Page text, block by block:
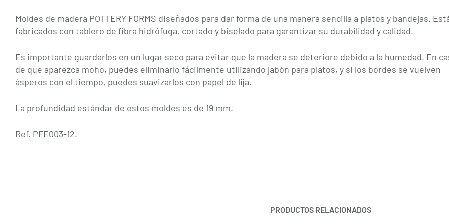
Moldes de madera POTTERY FORMS diseñados para dar forma de una manera sencilla a platos y bandejas.
fabricados con tablero de fibra hidrófuga, cortado y biselado para garantizar su durabilidad y calidad.
Es importante guardarlos en un lugar seco para evitar que la madera se deteriore debido a la humedad. En
de que aparezca moho, puedes eliminarlo fácilmente utilizando jabón para platos, y si los bordes se vuelven
ásperos con el tiempo, puedes suavizarlos con papel de lija.
La profundidad estándar de estos moldes es de 19 mm.
Ref. PFE003-12.
PRODUCTOS RELACIONADOS